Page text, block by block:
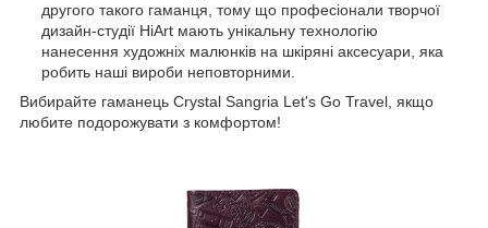
другого такого гаманця, тому що професіонали творчої
дизайн-студії HiArt мають унікальну технологію
нанесення художніх малюнків на шкіряні аксесуари, яка
робить наші вироби неповторними.
Вибирайте гаманець Crystal Sangria Let's Go Travel, якщо
любите подорожувати з комфортом!